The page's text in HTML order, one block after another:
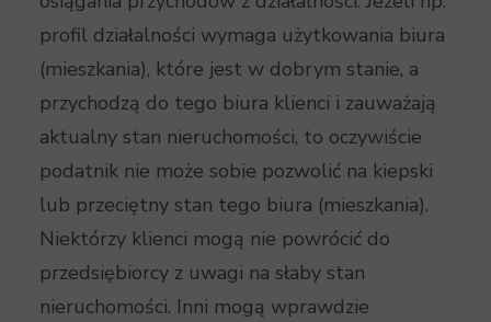
profil działalności wymaga użytkowania biura
(mieszkania), które jest w dobrym stanie, a
przychodzą do tego biura klienci i zauważają
aktualny stan nieruchomości, to oczywiście
podatnik nie może sobie pozwolić na kiepski
lub przeciętny stan tego biura (mieszkania).
Niektórzy klienci mogą nie powrócić do
przedsiębiorcy z uwagi na słaby stan
nieruchomości. Inni mogą wprawdzie